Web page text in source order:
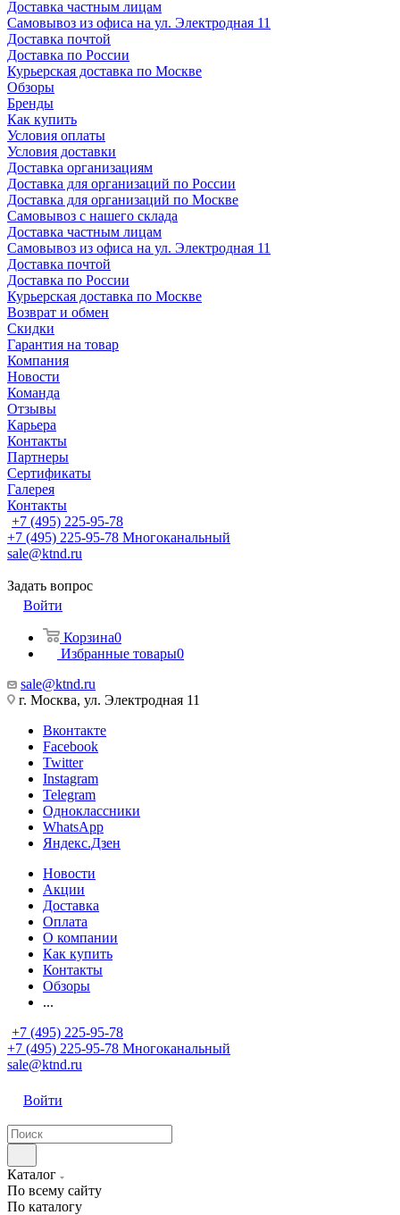
Доставка частным лицам
Самовывоз из офиса на ул. Электродная 11
Доставка почтой
Доставка по России
Курьерская доставка по Москве
Обзоры
Бренды
Как купить
Условия оплаты
Условия доставки
Доставка организациям
Доставка для организаций по России
Доставка для организаций по Москве
Самовывоз с нашего склада
Доставка частным лицам
Самовывоз из офиса на ул. Электродная 11
Доставка почтой
Доставка по России
Курьерская доставка по Москве
Возврат и обмен
Скидки
Гарантия на товар
Компания
Новости
Команда
Отзывы
Карьера
Контакты
Партнеры
Сертификаты
Галерея
Контакты
+7 (495) 225-95-78
+7 (495) 225-95-78 Многоканальный
sale@ktnd.ru
Задать вопрос
Войти
Корзина0
Избранные товары0
sale@ktnd.ru
г. Москва, ул. Электродная 11
Вконтакте
Facebook
Twitter
Instagram
Telegram
Одноклассники
WhatsApp
Яндекс.Дзен
Новости
Акции
Доставка
Оплата
О компании
Как купить
Контакты
Обзоры
...
+7 (495) 225-95-78
+7 (495) 225-95-78 Многоканальный
sale@ktnd.ru
Войти
Каталог
По всему сайту
По каталогу